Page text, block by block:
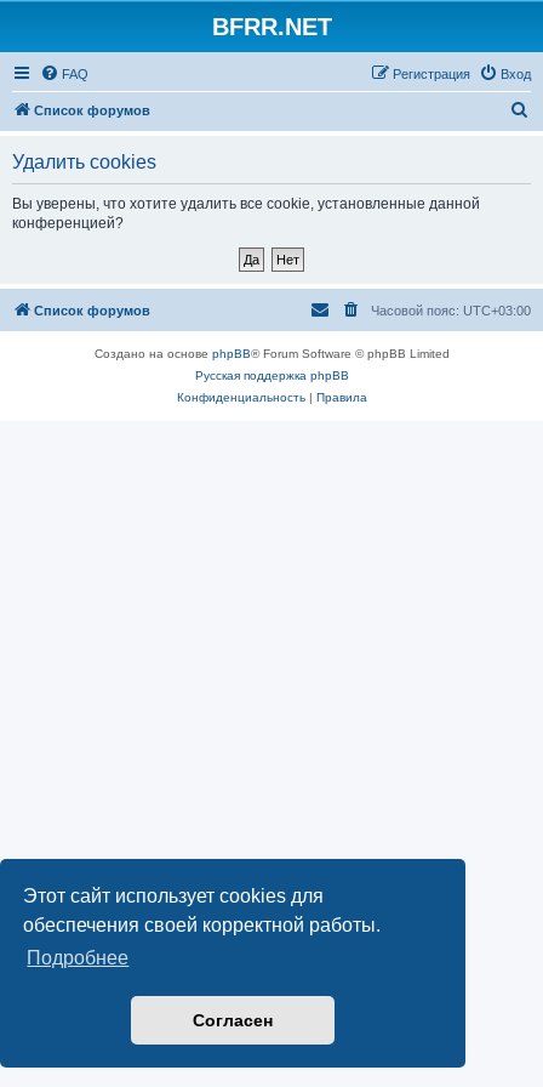
Этот сайт использует cookies для
обеспечения своей корректной работы.
Подробнее
Согласен
BFRR.NET
FAQ Вход
Регистрация
Список форумов
Удалить cookies
Вы уверены, что хотите удалить все cookie, установленные данной
конференцией?
Список форумов Часовой пояс: UTC+03:00
Создано на основе phpBB® Forum Software © phpBB Limited
Русская поддержка phpBB
Конфиденциальность| Правила